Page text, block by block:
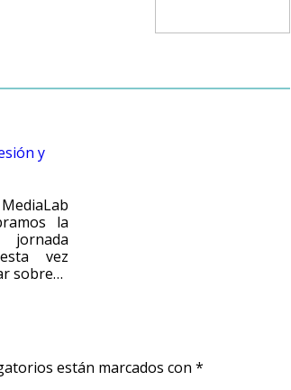
y
la
vez
sobre…
están marcados con*